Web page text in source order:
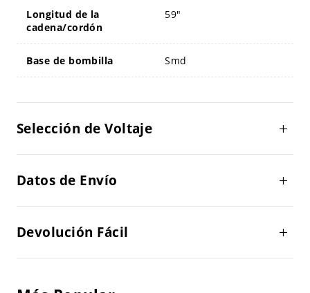
Longitud de la
cadena/cordón
59"
Base de bombilla Smd
Selección de Voltaje
Datos de Envío
Devolución Fácil